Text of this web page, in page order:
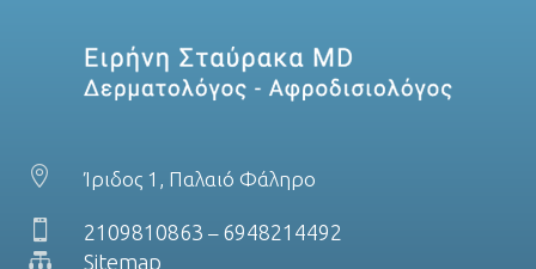
 Ίριδος 1, Παλαιό Φάληρο
 2109810863 – 6948214492

Sitemap